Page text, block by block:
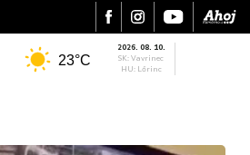
REGIÓN
23°C
2026. 08. 10.
SK: Vavrinec
HU: Lőrinc